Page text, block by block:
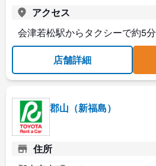
アクセス
会津若松駅からタクシーで約5分
店舗詳細
郡山（新福島）
住所